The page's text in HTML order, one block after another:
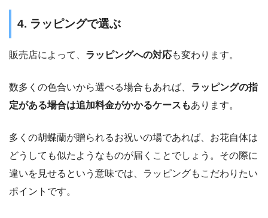
4. ラッピングで選ぶ
販売店によって、 ラッピングへの対応も変わります。
数多くの色合いから選べる場合もあれば、 ラッピングの指
定がある場合は追加料金がかかるケースもあります。
多くの胡蝶蘭が贈られるお祝いの場であれば、お花自体は
どうしても似たようなものが届くことでしょう。その際に
違いを見せるという意味では、ラッピングもこだわりたい
ポイントです。